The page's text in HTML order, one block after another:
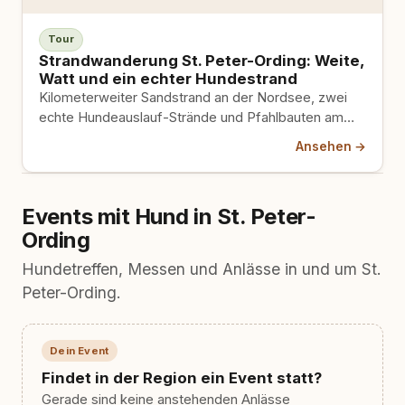
Tour
Strandwanderung St. Peter-Ording: Weite,
Watt und ein echter Hundestrand
Kilometerweiter Sandstrand an der Nordsee, zwei
echte Hundeauslauf-Strände und Pfahlbauten am
Ansehen →
Events mit Hund in St. Peter-
Ording
Hundetreffen, Messen und Anlässe in und um St.
Peter-Ording.
Dein Event
Findet in der Region ein Event statt?
Gerade sind keine anstehenden Anlässe